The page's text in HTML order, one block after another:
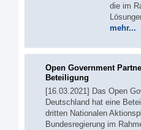
die im
mehr...
Open Government
Beteiligung
[16.03.2021] Das Open
Deutschland hat eine
dritten Nationalen
Bundesregierung im